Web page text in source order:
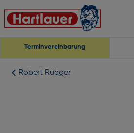
Terminvereinbarung
Robert Rüdger